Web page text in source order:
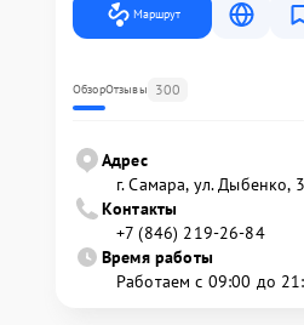
Маршрут
ОбзорОтзывы 300
Адрес
г. Самара, ул. Дыбенко,
Контакты
+7 (846) 219-26-84
Время работы
Работаем с 09:00 до